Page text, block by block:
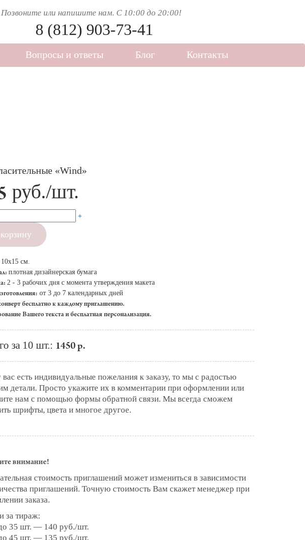
Позвоните или напишите нам. C 10:00 до 20:00!
8 (812) 903-73-41
Вопросы и ответы Блог Контакты
«Wind»
руб./шт.
10x15 см.
плотная дизайнерская бумага
2 - 3 рабочих дня с момента утверждения макета
от 3 до 7 календарных дней
бесплатно к каждому приглашению.
Вашего текста и бесплатная персонализация.
за 10 шт.: 1450 р.
вас есть индивидуальные пожелания к заказу, то мы с радостью
детали. Просто укажите их в комментарии при оформлении или
нам с помощью формы обратной связи. Мы всегда сможем
шрифты, цвета и многое другое.
внимание!
стоимость приглашений может измениться в зависимости
приглашений. Точную стоимость Вам скажет менеджер при
заказа.
за тираж:
35 шт. — 140 руб./шт.
45 шт. — 135 руб./шт.